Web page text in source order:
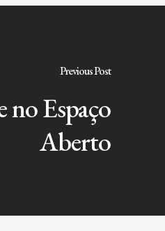
Previous Post
no Espaço
Aberto